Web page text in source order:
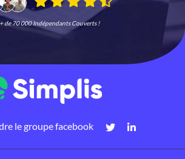
+ de 70 000 Indépendants Couverts !
le groupe facebook